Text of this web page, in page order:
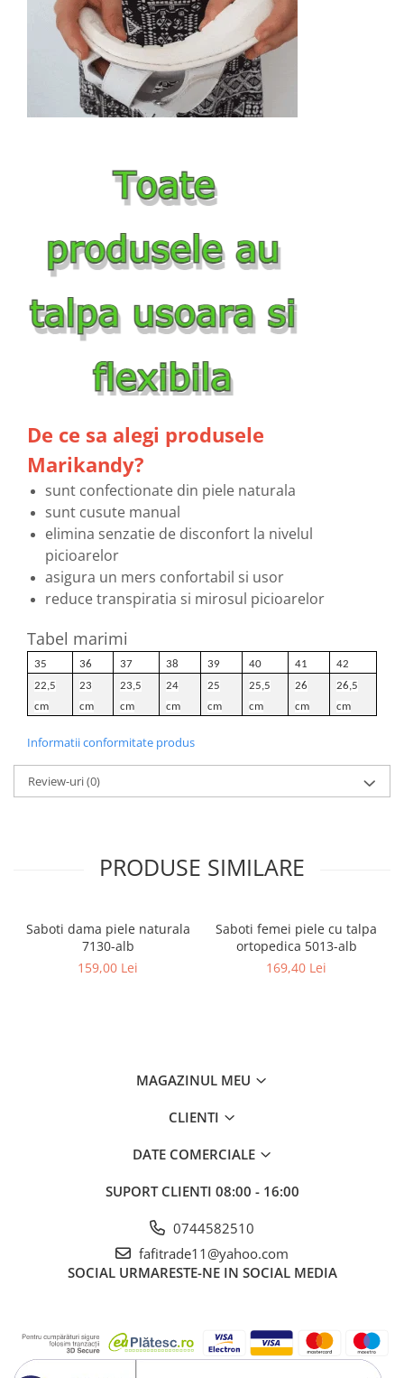
De ce sa alegi produsele
Marikandy?
sunt confectionate din piele naturala
sunt cusute manual
elimina senzatie de disconfort la nivelul
picioarelor
asigura un mers confortabil si usor
reduce transpiratia si mirosul picioarelor
Tabel marimi
35 36 37 38 39 40 41
42
22,5
cm
23
cm
23,5
cm
24
cm
25
cm
25,5
cm
26
cm
26,5
cm
Informatii conformitate produs
Review-uri(0)
PRODUSE SIMILARE
Saboti dama piele naturala
7130-alb
159,00 Lei
Saboti femei piele cu talpa
ortopedica 5013-alb
169,40 Lei
MAGAZINUL MEU
CLIENTI
DATE COMERCIALE
SUPORT CLIENTI 08:00 - 16:00
0744582510
fafitrade11@yahoo.com
SOCIAL URMARESTE-NE IN SOCIAL MEDIA